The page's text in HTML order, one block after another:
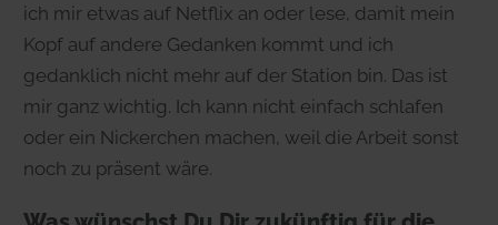
ich mir etwas auf Netflix an oder lese, damit mein
Kopf auf andere Gedanken kommt und ich
gedanklich nicht mehr auf der Station bin. Das ist
mir ganz wichtig. Ich kann nicht einfach schlafen
oder ein Nickerchen machen, weil die Arbeit sonst
noch zu präsent wäre.